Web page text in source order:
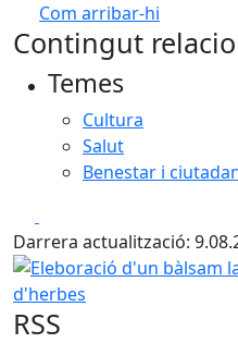
Com arribar-hi
+
Contingut
Temes
Cultura
Salut
Benestar i
Darrera actualització:
Eleboració d'un bàlsam
RSS